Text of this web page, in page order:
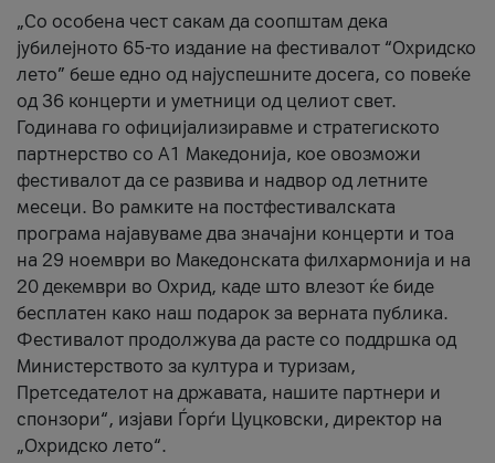
„Со особена чест сакам да соопштам дека
јубилејното 65-то издание на фестивалот “Охридско
лето” беше едно од најуспешните досега, со повеќе
од 36 концерти и уметници од целиот свет.
Годинава го официјализиравме и стратегиското
партнерство со А1 Македонија, кое овозможи
фестивалот да се развива и надвор од летните
месеци. Во рамките на постфестивалската
програма најавуваме два значајни концерти и тоа
на 29 ноември во Македонската филхармонија и на
20 декември во Охрид, каде што влезот ќе биде
бесплатен како наш подарок за верната публика.
Фестивалот продолжува да расте со поддршка од
Министерството за култура и туризам,
Претседателот на државата, нашите партнери и
спонзори“, изјави Ѓорѓи Цуцковски, директор на
„Охридско лето“.